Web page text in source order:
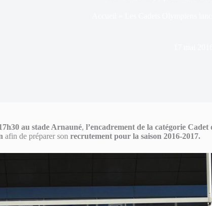
au stade Arnauné,l’encadrement de la catégorie
afin de préparer son recrutement pour la saison 2016-2017.